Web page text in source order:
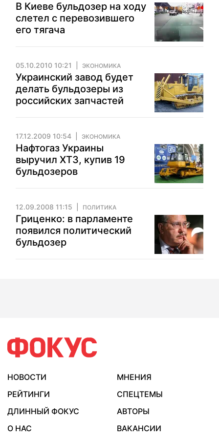
В Киеве бульдозер на ходу
слетел с перевозившего
его тягача
05.10.2010 10:21 ЭКОНОМИКА
Украинский завод будет
делать бульдозеры из
российских запчастей
17.12.2009 10:54 ЭКОНОМИКА
Нафтогаз Украины
выручил ХТЗ, купив 19
бульдозеров
12.09.2008 11:15 ПОЛИТИКА
Гриценко: в парламенте
появился политический
бульдозер
НОВОСТИ
МНЕНИЯ
РЕЙТИНГИ
СПЕЦТЕМЫ
ДЛИННЫЙ ФОКУС
АВТОРЫ
О НАС
ВАКАНСИИ